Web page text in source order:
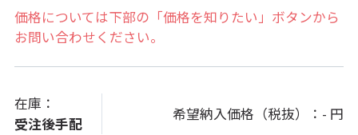
価格については下部の「価格を知りたい」ボタンから
お問い合わせください。
在庫：
受注後手配
希望納入価格（税抜）： - 円